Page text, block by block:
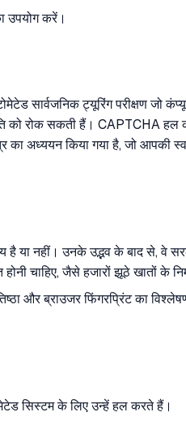
उपयोग करें।
सार्वजनिक ट्यूरिंग परीक्षण जो
को रोक सकती हैं।
अध्ययन किया गया है, जो आपकी
है या नहीं। उनके उद्भव के बाद से, वे
चाहिए, जैसे हजारों झूठे खातों के
और ब्राउजर फिंगरप्रिंट का
सिस्टम के लिए उन्हें हल करते हैं।